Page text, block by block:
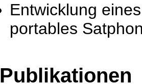
Entwicklung
portables
Publikationen